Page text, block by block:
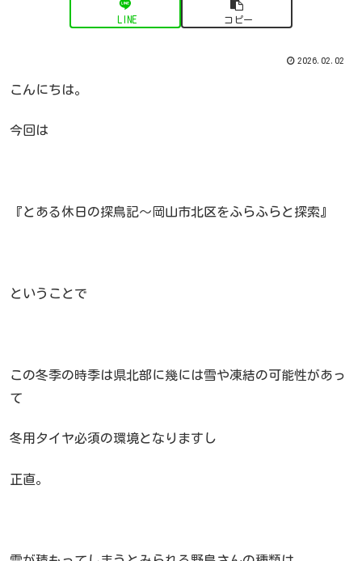
LINE コピー
2026.02.02
こんにちは。
今回は
『とある休日の探鳥記～岡山市北区をふらふらと探索』
ということで
この冬季の時季は県北部に幾には雪や凍結の可能性があっ
て
冬用タイヤ必須の環境となりますし
正直。